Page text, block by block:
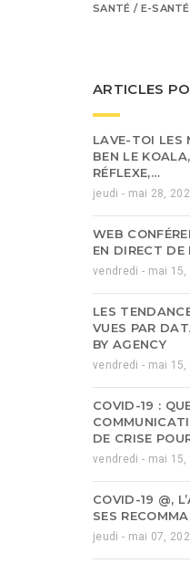
SANTÉ / E-SANTÉ
ARTICLES
LAVE-TOI LES
BEN LE
RÉFLEXE,…
jeudi - mai 28,
WEB
EN DIRECT
vendredi - mai 15,
LES
VUES PAR
BY AGENCY
vendredi - mai 15,
COVID-19 :
DE CRISE
vendredi - mai 15,
COVID-19 @,
SES
jeudi - mai 07,